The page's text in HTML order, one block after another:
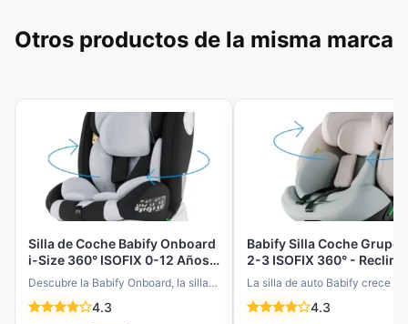
Otros productos de la misma marca
Silla de Coche Babify Onboard
i-Size 360° ISOFIX 0-12 Años -
Asiento Ajustable, Reclinable y
Portátil con Top Tether ECE
R129
Descubre la Babify Onboard, la silla
comodidad para tu…
4.3
Babify Silla Coche Grupo
2-3 ISOFIX 360° -
Posiciones, ECE R129,
Bebés y Niños 40-150 cm,
Fácil Instalación
La silla de auto Babify crece
nacido hasta los…
4.3